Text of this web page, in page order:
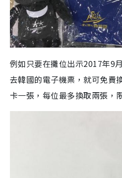
例如只要在攤位出示2017年9
去韓國的電子機票，就可免費
卡一張，每位最多換取兩張，